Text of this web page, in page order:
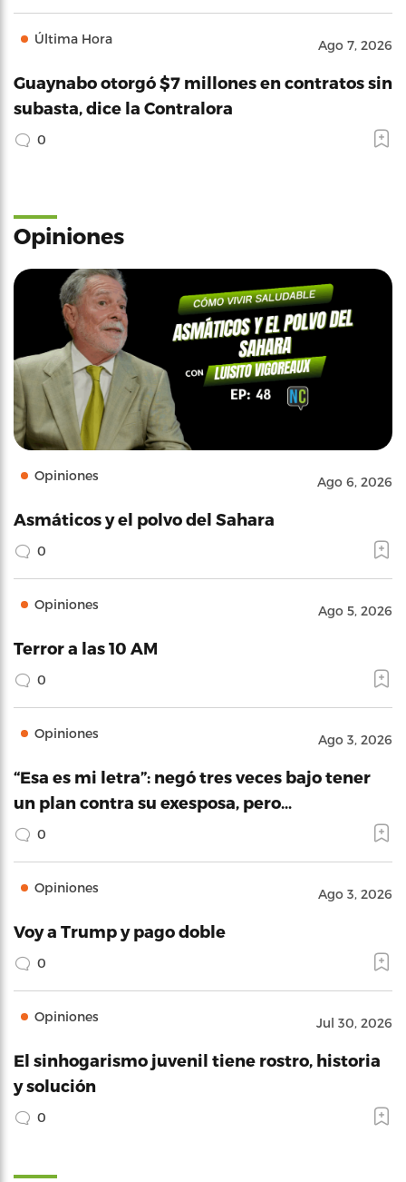
Última Hora Ago 7, 2026
Guaynabo otorgó $7 millones en contratos sin
subasta, dice la Contralora
0
Opiniones
Opiniones Ago 6, 2026
Asmáticos y el polvo del Sahara
0
Opiniones Ago 5, 2026
Terror a las 10 AM
0
Opiniones Ago 3, 2026
“Esa es mi letra”: negó tres veces bajo tener
un plan contra su exesposa, pero…
0
Opiniones Ago 3, 2026
Voy a Trump y pago doble
0
Opiniones Jul 30, 2026
El sinhogarismo juvenil tiene rostro, historia
y solución
0